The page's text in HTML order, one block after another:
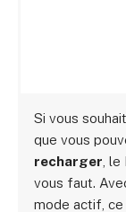
Si vous
que vous
recharger ,
vous faut.
mode actif,